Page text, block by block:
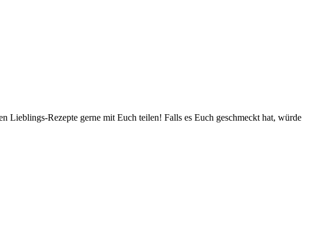
Rezepte gerne mit Euch teilen! Falls es Euch geschmeckt hat, würde